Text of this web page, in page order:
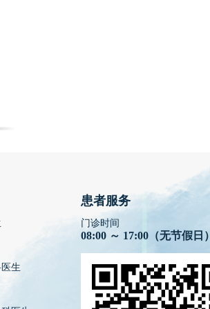
生
患者服务
门诊时间
08:00 ～ 17:00（无节假日）